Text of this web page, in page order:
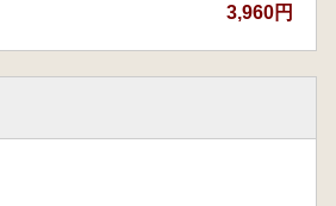
の概要
業における位置づけ
期の大名と舞楽図
3,960円